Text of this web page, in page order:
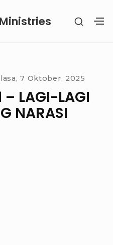
SHOW
7 Oktober, 2025
LAGI-LAGI
NARASI